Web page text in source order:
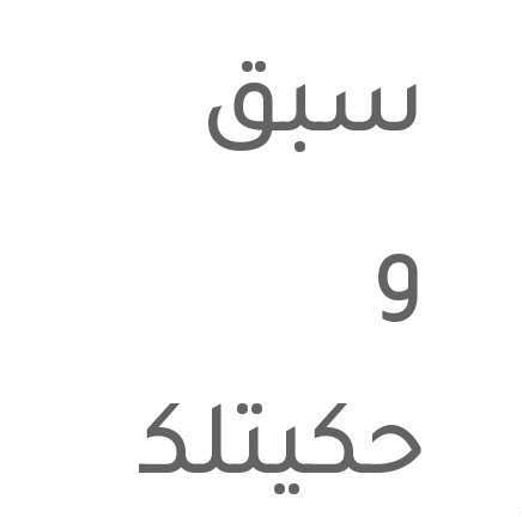
سبق
و
حكيتلكن